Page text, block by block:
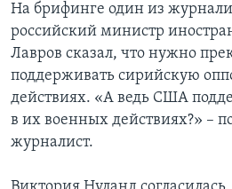
На брифинге один из
российский министр
Лавров сказал, что нужно
поддерживать сирийскую
действиях. «А ведь США
в их военных действиях?» –
журналист.